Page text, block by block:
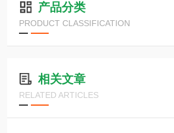
产品分类
PRODUCT CLASSIFICATION
相关文章
RELATED ARTICLES